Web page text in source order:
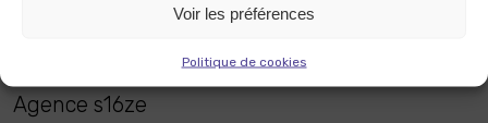
Voir les préférences
Politique de cookies
Agence s16ze